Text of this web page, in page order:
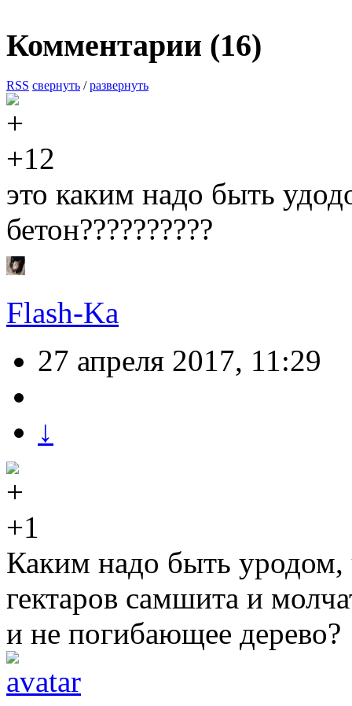
Комментарии (16)
RSS свернуть /развернуть
+12
это каким надо быть
бетон??????????
Flash-Ka
27 апреля 2017, 11:29
↓
+1
Каким надо быть
гектаров самшита и
и не погибающее дерево?